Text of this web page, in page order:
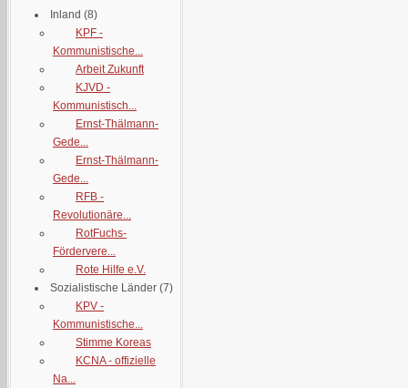
Inland (8)
KPF -
Kommunistische...
Arbeit Zukunft
KJVD -
Kommunistisch...
Ernst-Thälmann-
Gede...
Ernst-Thälmann-
Gede...
RFB -
Revolutionäre...
RotFuchs-
Fördervere...
Rote Hilfe e.V.
Sozialistische Länder (7)
KPV -
Kommunistische...
Stimme Koreas
KCNA - offizielle
Na...